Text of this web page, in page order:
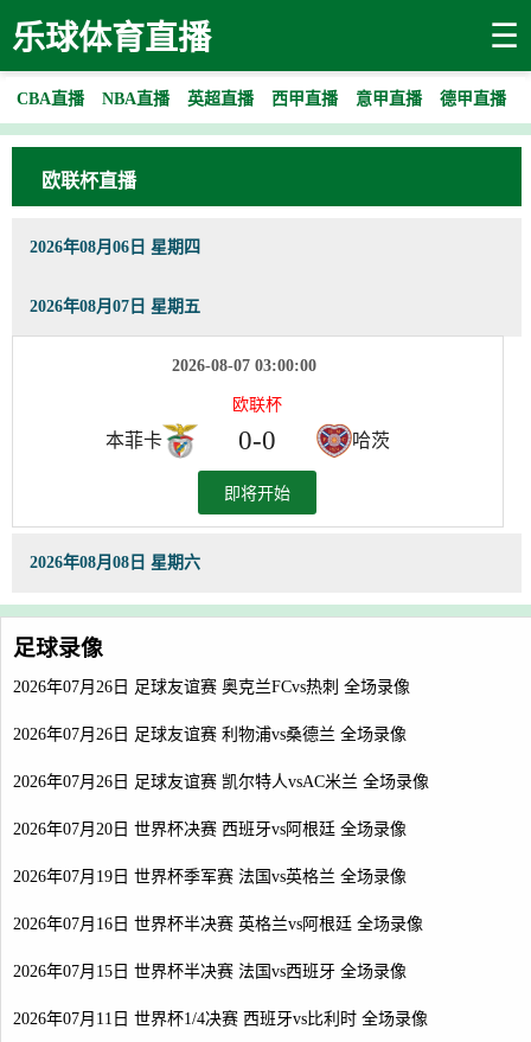
乐球体育直播 ☰
CBA直播 NBA直播 英超直播 西甲直播 意甲直播 德甲直播
欧联杯直播
2026年08月06日 星期四
2026年08月07日 星期五
2026-08-07 03:00:00
欧联杯
本菲卡 0-0 哈茨
即将开始
2026年08月08日 星期六
足球录像
2026年07月26日 足球友谊赛 奥克兰FCvs热刺 全场录像
2026年07月26日 足球友谊赛 利物浦vs桑德兰 全场录像
2026年07月26日 足球友谊赛 凯尔特人vsAC米兰 全场录像
2026年07月20日 世界杯决赛 西班牙vs阿根廷 全场录像
2026年07月19日 世界杯季军赛 法国vs英格兰 全场录像
2026年07月16日 世界杯半决赛 英格兰vs阿根廷 全场录像
2026年07月15日 世界杯半决赛 法国vs西班牙 全场录像
2026年07月11日 世界杯1/4决赛 西班牙vs比利时 全场录像